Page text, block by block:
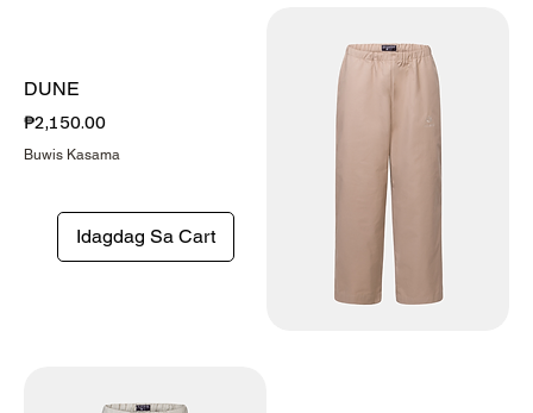
DUNE
Presyo
₱2,150.00
Buwis Kasama
Idagdag Sa Cart